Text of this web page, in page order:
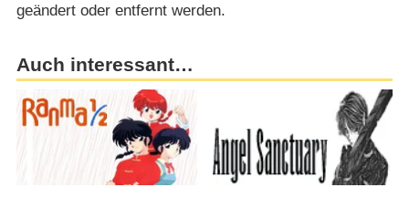
geändert oder entfernt werden.
Auch interessant…